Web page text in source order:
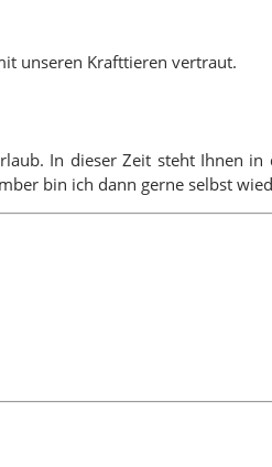
unseren Krafttieren vertraut.
In dieser Zeit steht Ihnen
bin ich dann gerne selbst